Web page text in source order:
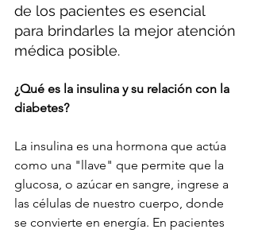
de los pacientes es esencial
para brindarles la mejor atención
médica posible.
¿Qué es la insulina y su relación con la
diabetes?
La insulina es una hormona que actúa
como una "llave" que permite que la
glucosa, o azúcar en sangre, ingrese a
las células de nuestro cuerpo, donde
se convierte en energía. En pacientes